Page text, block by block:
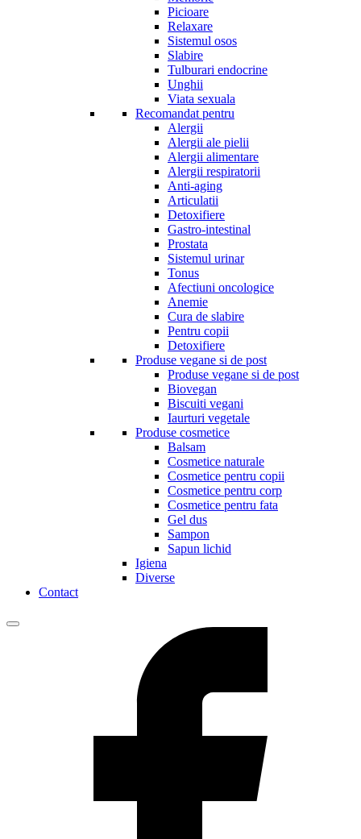
Picioare
Relaxare
Sistemul osos
Slabire
Tulburari endocrine
Unghii
Viata sexuala
Recomandat pentru
Alergii
Alergii ale pielii
Alergii alimentare
Alergii respiratorii
Anti-aging
Articulatii
Detoxifiere
Gastro-intestinal
Prostata
Sistemul urinar
Tonus
Afectiuni oncologice
Anemie
Cura de slabire
Pentru copii
Detoxifiere
Produse vegane si de post
Produse vegane si de post
Biovegan
Biscuiti vegani
Iaurturi vegetale
Produse cosmetice
Balsam
Cosmetice naturale
Cosmetice pentru copii
Cosmetice pentru corp
Cosmetice pentru fata
Gel dus
Sampon
Sapun lichid
Igiena
Diverse
Contact